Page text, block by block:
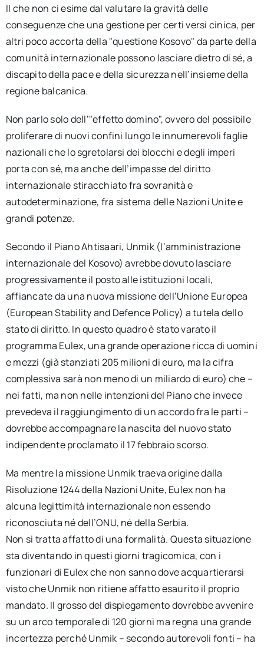
Il che non ci esime dal valutare la gravità delle
conseguenze che una gestione per certi versi cinica, per
altri poco accorta della "questione Kosovo" da parte della
comunità internazionale possono lasciare dietro di sé, a
discapito della pace e della sicurezza nell’insieme della
regione balcanica.
Non parlo solo dell’"effetto domino", ovvero del possibile
proliferare di nuovi confini lungo le innumerevoli faglie
nazionali che lo sgretolarsi dei blocchi e degli imperi
porta con sé, ma anche dell’impasse del diritto
internazionale stiracchiato fra sovranità e
autodeterminazione, fra sistema delle Nazioni Unite e
grandi potenze.
Secondo il Piano Ahtisaari, Unmik (l’amministrazione
internazionale del Kosovo) avrebbe dovuto lasciare
progressivamente il posto alle istituzioni locali,
affiancate da una nuova missione dell’Unione Europea
(European Stability and Defence Policy) a tutela dello
stato di diritto. In questo quadro è stato varato il
programma Eulex, una grande operazione ricca di uomini
e mezzi (già stanziati 205 milioni di euro, ma la cifra
complessiva sarà non meno di un miliardo di euro) che –
nei fatti, ma non nelle intenzioni del Piano che invece
prevedeva il raggiungimento di un accordo fra le parti –
dovrebbe accompagnare la nascita del nuovo stato
indipendente proclamato il 17 febbraio scorso.
Ma mentre la missione Unmik traeva origine dalla
Risoluzione 1244 della Nazioni Unite, Eulex non ha
alcuna legittimità internazionale non essendo
riconosciuta né dell’ONU, né della Serbia.
Non si tratta affatto di una formalità. Questa situazione
sta diventando in questi giorni tragicomica, con i
funzionari di Eulex che non sanno dove acquartierarsi
visto che Unmik non ritiene affatto esaurito il proprio
mandato. Il grosso del dispiegamento dovrebbe avvenire
su un arco temporale di 120 giorni ma regna una grande
incertezza perché Unmik – secondo autorevoli fonti – ha